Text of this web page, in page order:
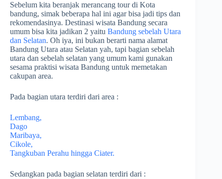
Sebelum kita beranjak merancang tour di Kota
bandung, simak beberapa hal ini agar bisa jadi tips dan
rekomendasinya. Destinasi wisata Bandung secara
umum bisa kita jadikan 2 yaitu Bandung sebelah Utara
dan Selatan. Oh iya, ini bukan berarti nama alamat
Bandung Utara atau Selatan yah, tapi bagian sebelah
utara dan sebelah selatan yang umum kami gunakan
sesama praktisi wisata Bandung untuk memetakan
cakupan area.
Pada bagian utara terdiri dari area :
Lembang,
Dago
Maribaya,
Cikole,
Tangkuban Perahu hingga Ciater.
Sedangkan pada bagian selatan terdiri dari :